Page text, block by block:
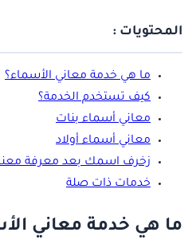
المحتويات :
ما هي خدمة معاني الأسماء؟
كيف تستخدم الخدمة؟
معاني أسماء بنات
معاني أسماء أولاد
زخرف اسمك بعد معرفة
خدمات ذات صلة
ما هي خدمة معاني